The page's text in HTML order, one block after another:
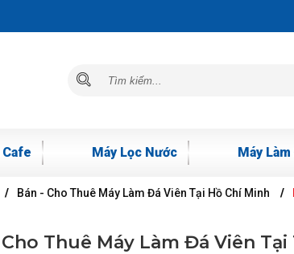
Cafe Máy Lọc Nước Máy
Bán - Cho Thuê Máy Làm Đá Viên Tại Hồ Chí Minh
Cho Thuê Máy Làm Đá Viên